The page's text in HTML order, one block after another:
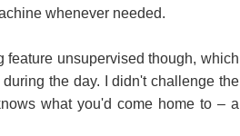
whenever needed.
unsupervised though, which
the day. I didn't challenge the
what you'd come home to – a